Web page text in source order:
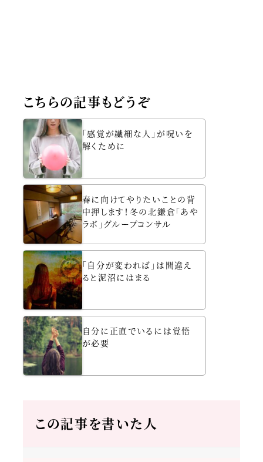
こちらの記事もどうぞ
「感覚が繊細な人」が呪いを
解くために
春に向けてやりたいことの背
中押します！冬の北鎌倉「あや
ラボ」グループコンサル
「自分が変われば」は間違え
ると泥沼にはまる
自分に正直でいるには覚悟
が必要
この記事を書いた人